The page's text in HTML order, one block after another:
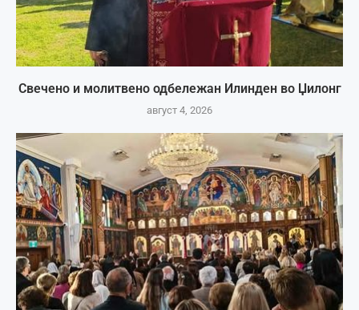
Свечено и молитвено одбележан Илинден во Џилонг
август 4, 2026